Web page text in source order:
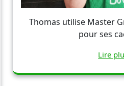
Thomas utilise Master
pour ses
Lire